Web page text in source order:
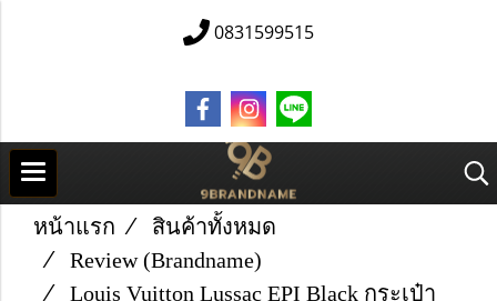
0831599515
หน้าแรก
สินค้าทั้งหมด
Review (Brandname)
Louis Vuitton Lussac EPI Black กระเป๋า